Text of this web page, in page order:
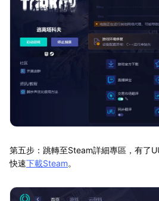
第五步：跳轉至Steam詳細專區，有了
快速下載Steam。